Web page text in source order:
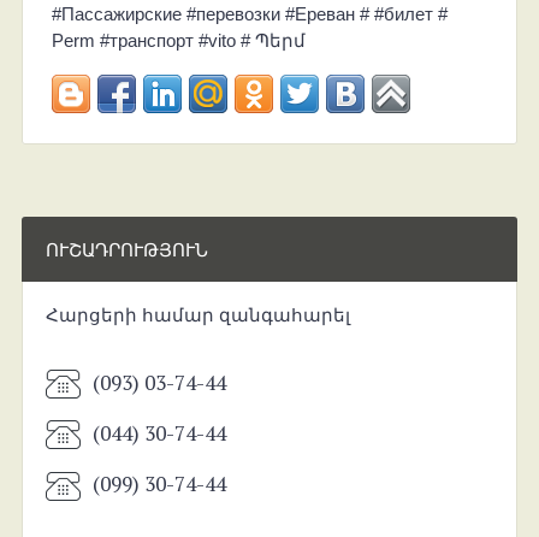
#Пассажирские #перевозки #Ереван # #билет #
Perm #транспорт #vito # Պերմ
ՈՒՇԱԴՐՈՒԹՅՈՒՆ
Հարցերի համար զանգահարել
(093) 03-74-44
(044) 30-74-44
(099) 30-74-44